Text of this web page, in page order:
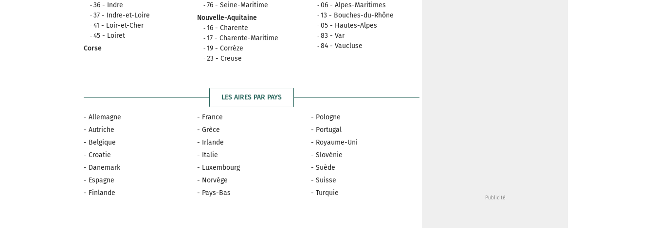
36 - Indre
37 - Indre-et-Loire
41 - Loir-et-Cher
45 - Loiret
Corse
76 - Seine-Maritime
Nouvelle-Aquitaine
16 - Charente
17 - Charente-Maritime
19 - Corrèze
23 - Creuse
06 - Alpes-Maritimes
13 - Bouches-du-Rhône
05 - Hautes-Alpes
83 - Var
84 - Vaucluse
LES AIRES PAR PAYS
- Allemagne
- Autriche
- Belgique
- Croatie
- Danemark
- Espagne
- Finlande
- France
- Grèce
- Irlande
- Italie
- Luxembourg
- Norvège
- Pays-Bas
- Pologne
- Portugal
- Royaume-Uni
- Slovénie
- Suède
- Suisse
- Turquie